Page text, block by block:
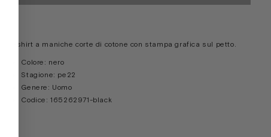
T-shirt a maniche corte di cotone con stampa grafica sul petto.
Colore: nero
Stagione: pe22
Genere: Uomo
Codice: 165262971-black